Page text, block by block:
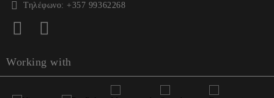
Τηλέφωνο: +357 99362268
Working with